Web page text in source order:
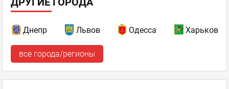
Днепр Львов Одесса Харьков
все города/регионы